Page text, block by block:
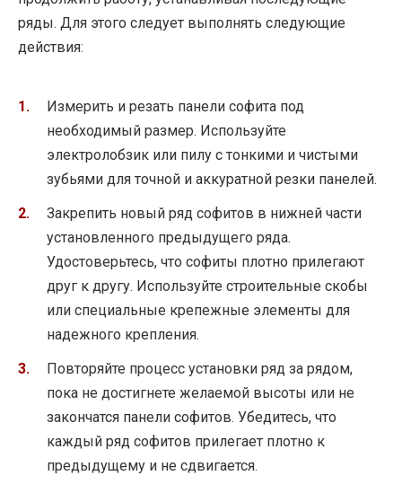
ряды. Для этого следует выполнять следующие
действия:
Измерить и резать панели софита под
необходимый размер. Используйте
электролобзик или пилу с тонкими и чистыми
зубьями для точной и аккуратной резки панелей.
Закрепить новый ряд софитов в нижней части
установленного предыдущего ряда.
Удостоверьтесь, что софиты плотно прилегают
друг к другу. Используйте строительные скобы
или специальные крепежные элементы для
надежного крепления.
Повторяйте процесс установки ряд за рядом,
пока не достигнете желаемой высоты или не
закончатся панели софитов. Убедитесь, что
каждый ряд софитов прилегает плотно к
предыдущему и не сдвигается.